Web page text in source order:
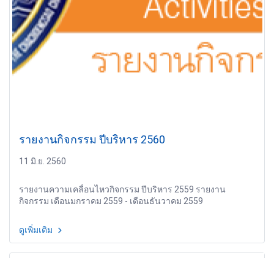
รายงานกิจกรรม ปีบริหาร 2560
11 มิ.ย. 2560
รายงานความเคลื่อนไหวกิจกรรม ปีบริหาร 2559 รายงาน
กิจกรรม เดือนมกราคม 2559 - เดือนธันวาคม 2559
ดูเพิ่มเติม